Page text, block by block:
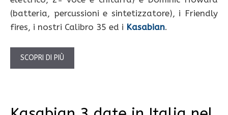
(batteria, percussioni e sintetizzatore), i Friendly
fires, i nostri Calibro 35 ed i Kasabian.
SCOPRI DI PIÙ